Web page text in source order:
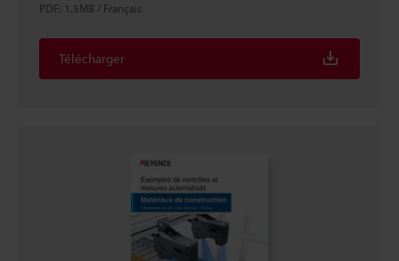
PDF: 1.5MB / Français
Télécharger